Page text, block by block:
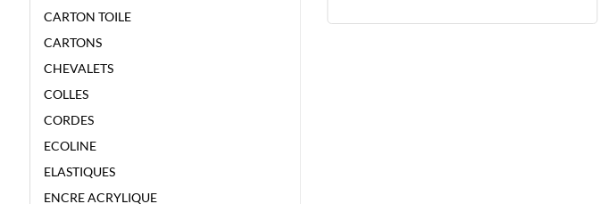
CARTON TOILE
CARTONS
CHEVALETS
COLLES
CORDES
ECOLINE
ELASTIQUES
ENCRE ACRYLIQUE